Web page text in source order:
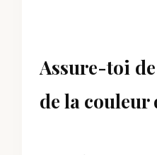
Assure-toi
de la couleur